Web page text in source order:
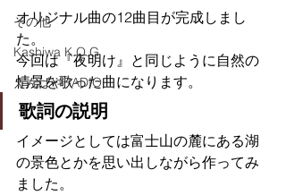
その他
Kashiwa K.O.G
えんぱやRADIO
オリジナル曲の12曲目が完成しまし
た。
今回は『夜明け』と同じように自然の
情景を歌った曲になります。
歌詞の説明
イメージとしては富士山の麓にある湖
の景色とかを思い出しながら作ってみ
ました。